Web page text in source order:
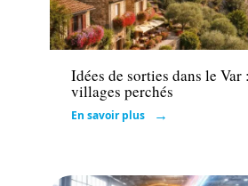
Actu
Idées de sorties dans le
villages perchés
En savoir plus